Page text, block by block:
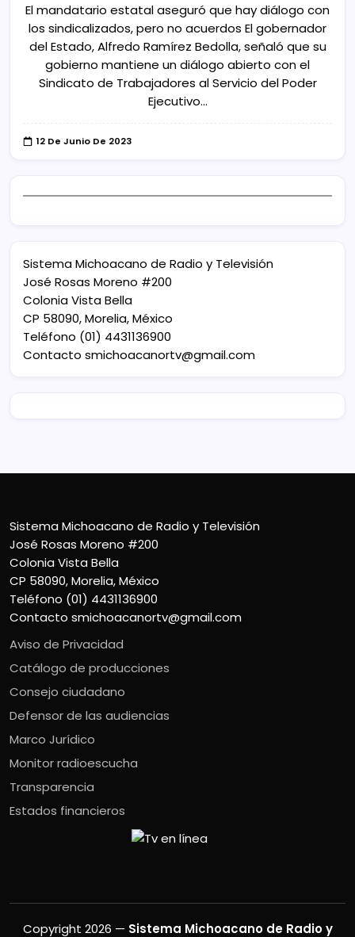
El mandatario estatal aseguró que hay diálogo con
los sindicalizados, pero no acuerdos El gobernador
del Estado, Alfredo Ramírez Bedolla, señaló que su
gobierno mantiene un diálogo abierto con el
Sindicato de Trabajadores al Servicio del Poder
Ejecutivo…
12 De Junio De 2023
Sistema Michoacano de Radio y Televisión
José Rosas Moreno #200
Colonia Vista Bella
CP 58090, Morelia, México
Teléfono (01) 4431136900
Contacto smichoacanortv@gmail.com
Sistema Michoacano de Radio y Televisión
José Rosas Moreno #200
Colonia Vista Bella
CP 58090, Morelia, México
Teléfono (01) 4431136900
Contacto smichoacanortv@gmail.com
Aviso de Privacidad
Catálogo de producciones
Consejo ciudadano
Defensor de las audiencias
Marco Jurídico
Monitor radioescucha
Transparencia
Estados financieros
Copyright 2026 — Sistema Michoacano de Radio y